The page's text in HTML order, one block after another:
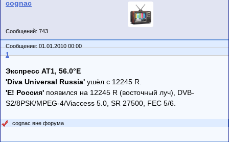
cognac
Сообщений: 743
Сообщение: 01.01.2010 00:00
1
Экспресс AT1, 56.0°E
'Diva Universal Russia' ушёл с 12245 R.
'E! Россия' появился на 12245 R (восточный луч), DVB-
S2/8PSK/MPEG-4/Viaccess 5.0, SR 27500, FEC 5/6.
cognac вне форума